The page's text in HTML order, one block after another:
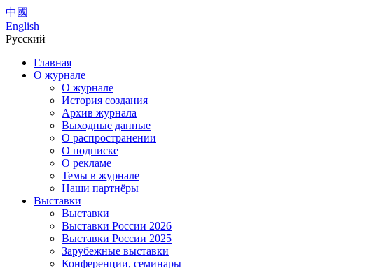
中國
English
Русский
Главная
О журнале
О журнале
История создания
Архив журнала
Выходные данные
О распространении
О подписке
О рекламе
Темы в журнале
Наши партнёры
Выставки
Выставки
Выставки России 2026
Выставки России 2025
Зарубежные выставки
Конференции, семинары